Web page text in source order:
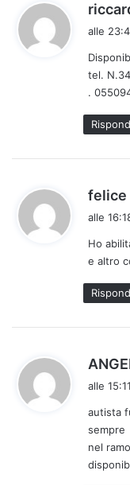
alle
tel.
.
felice
t
t
alle
Ho
e altro
alle 15:11
autista
sempre
nel